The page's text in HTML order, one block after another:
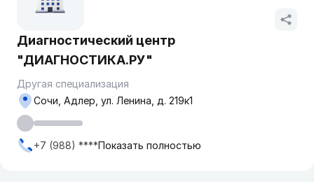
Диагностический центр
"ДИАГНОСТИКА.РУ"
Другая специализация
Сочи, Адлер, ул. Ленина, д. 219к1
+7 (988) ****Показать полностью